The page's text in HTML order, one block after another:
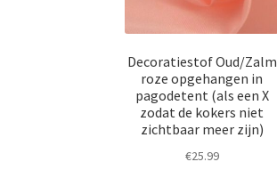
Decoratiestof Oud/Zalm
roze opgehangen in
pagodetent (als een X
zodat de kokers niet
zichtbaar meer zijn)
€25.99